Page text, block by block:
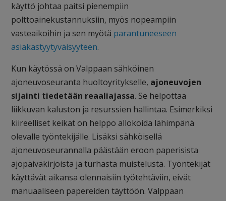
käyttö johtaa paitsi pienempiin
polttoainekustannuksiin, myös nopeampiin
vasteaikoihin ja sen myötä parantuneeseen
asiakastyytyväisyyteen.
Kun käytössä on Valppaan sähköinen
ajoneuvoseuranta huoltoyritykselle, ajoneuvojen
sijainti tiedetään reaaliajassa. Se helpottaa
liikkuvan kaluston ja resurssien hallintaa. Esimerkiksi
kiireelliset keikat on helppo allokoida lähimpänä
olevalle työntekijälle. Lisäksi sähköisellä
ajoneuvoseurannalla päästään eroon paperisista
ajopäiväkirjoista ja turhasta muistelusta. Työntekijät
käyttävät aikansa olennaisiin työtehtäviin, eivät
manuaaliseen papereiden täyttöön. Valppaan